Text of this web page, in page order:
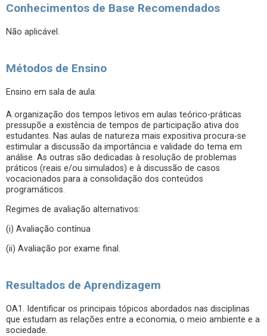
Conhecimentos de Base Recomendados
Não aplicável.
Métodos de Ensino
Ensino em sala de aula:
A organização dos tempos letivos em aulas teórico-práticas
pressupõe a existência de tempos de participação ativa dos
estudantes. Nas aulas de natureza mais expositiva procura-se
estimular a discussão da importância e validade do tema em
análise. As outras são dedicadas à resolução de problemas
práticos (reais e/ou simulados) e à discussão de casos
vocacionados para a consolidação dos conteúdos
programáticos.
Regimes de avaliação alternativos:
(i) Avaliação contínua
(ii) Avaliação por exame final.
Resultados de Aprendizagem
OA1. Identificar os principais tópicos abordados nas disciplinas
que estudam as relações entre a economia, o meio ambiente e a
sociedade.